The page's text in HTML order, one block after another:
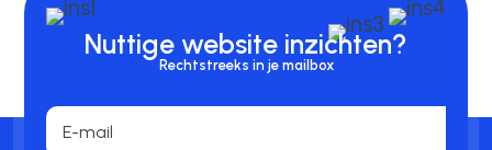
Nuttige website inzichten?
Rechtstreeks in je mailbox